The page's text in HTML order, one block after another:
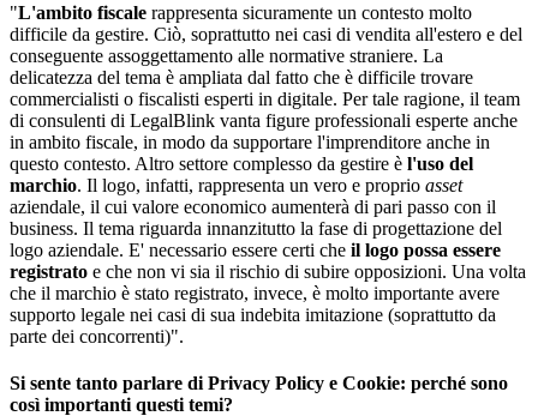
"L'ambito fiscale rappresenta sicuramente un contesto molto
difficile da gestire. Ciò, soprattutto nei casi di vendita all'estero e del
conseguente assoggettamento alle normative straniere. La
delicatezza del tema è ampliata dal fatto che è difficile trovare
commercialisti o fiscalisti esperti in digitale. Per tale ragione, il team
di consulenti di LegalBlink vanta figure professionali esperte anche
in ambito fiscale, in modo da supportare l'imprenditore anche in
questo contesto. Altro settore complesso da gestire è l'uso del
marchio. Il logo, infatti, rappresenta un vero e proprio asset
aziendale, il cui valore economico aumenterà di pari passo con il
business. Il tema riguarda innanzitutto la fase di progettazione del
logo aziendale. E' necessario essere certi che il logo possa essere
registrato e che non vi sia il rischio di subire opposizioni. Una volta
che il marchio è stato registrato, invece, è molto importante avere
supporto legale nei casi di sua indebita imitazione (soprattutto da
parte dei concorrenti)".
Si sente tanto parlare di Privacy Policy e Cookie: perché sono
così importanti questi temi?